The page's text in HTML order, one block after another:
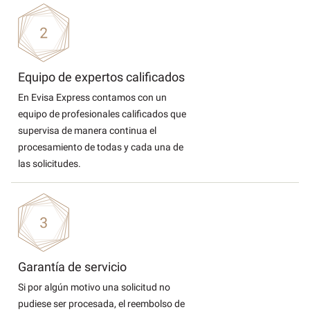
Equipo de expertos calificados
En Evisa Express contamos con un
equipo de profesionales calificados que
supervisa de manera continua el
procesamiento de todas y cada una de
las solicitudes.
Garantía de servicio
Si por algún motivo una solicitud no
pudiese ser procesada, el reembolso de